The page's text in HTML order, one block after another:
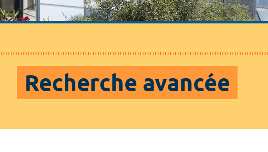
Recherche avancée